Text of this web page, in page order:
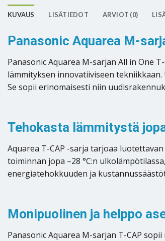
KUVAUS LISÄTIEDOT ARVIOT (0)
Panasonic Aquarea M-
Panasonic Aquarea M-sarjan All in One
lämmityksen innovatiiviseen
Se sopii erinomaisesti niin
Tehokasta lämmitystä
Aquarea T-CAP -sarja tarjoaa
toiminnan jopa –28 °C:n
energiatehokkuuden ja
Monipuolinen ja helppo
Panasonic Aquarea M-sarjan T-CAP